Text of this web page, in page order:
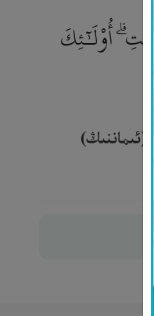
أُو۟لَـٰٓئِكَ
(ئىماننىڭ)